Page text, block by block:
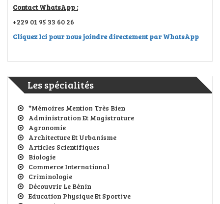
Contact WhatsApp :
+229 01 95 33 60 26
Cliquez Ici pour nous joindre directement par WhatsApp
Les spécialités
*Mémoires Mention Très Bien
Administration Et Magistrature
Agronomie
Architecture Et Urbanisme
Articles Scientifiques
Biologie
Commerce International
Criminologie
Découvrir Le Bénin
Education Physique Et Sportive